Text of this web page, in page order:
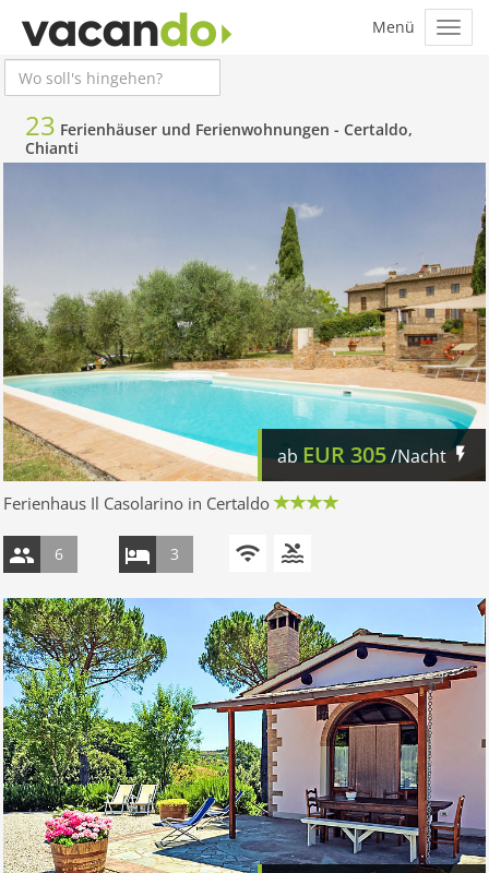
23 Ferienhäuser und Ferienwohnungen - Certaldo,
Chianti
ab EUR305/Nacht
Ferienhaus Il Casolarino in Certaldo
6 3